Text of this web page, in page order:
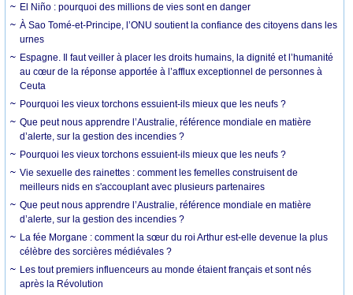
El Niño : pourquoi des millions de vies sont en danger
À Sao Tomé-et-Principe, l’ONU soutient la confiance des citoyens dans les
urnes
Espagne. Il faut veiller à placer les droits humains, la dignité et l’humanité
au cœur de la réponse apportée à l’afflux exceptionnel de personnes à
Ceuta
Pourquoi les vieux torchons essuient-ils mieux que les neufs ?
Que peut nous apprendre l’Australie, référence mondiale en matière
d’alerte, sur la gestion des incendies ?
Pourquoi les vieux torchons essuient-ils mieux que les neufs ?
Vie sexuelle des rainettes : comment les femelles construisent de
meilleurs nids en s'accouplant avec plusieurs partenaires
Que peut nous apprendre l’Australie, référence mondiale en matière
d’alerte, sur la gestion des incendies ?
La fée Morgane : comment la sœur du roi Arthur est-elle devenue la plus
célèbre des sorcières médiévales ?
Les tout premiers influenceurs au monde étaient français et sont nés
après la Révolution